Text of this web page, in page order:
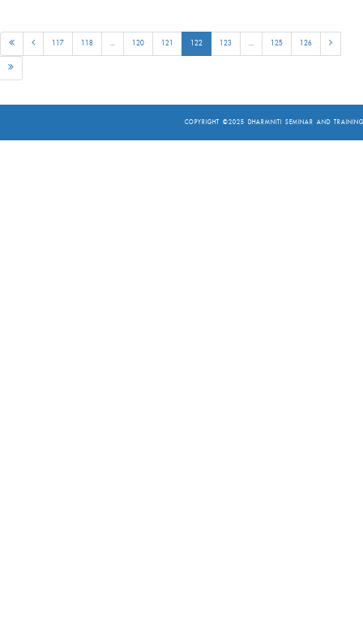
117 118 ... 120 121 122 123 ... 125 126
COPYRIGHT ©2025 DHARMNITI SEMINAR AND